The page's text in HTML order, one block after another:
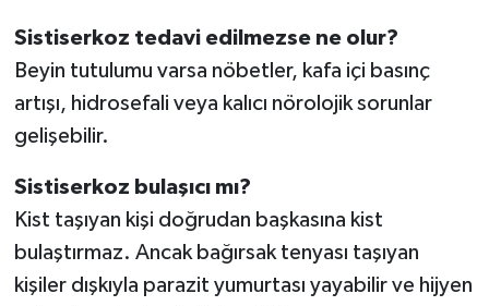
Sistiserkoz tedavi edilmezse ne olur?
Beyin tutulumu varsa nöbetler, kafa içi basınç
artışı, hidrosefali veya kalıcı nörolojik sorunlar
gelişebilir.
Sistiserkoz bulaşıcı mı?
Kist taşıyan kişi doğrudan başkasına kist
bulaştırmaz. Ancak bağırsak tenyası taşıyan
kişiler dışkıyla parazit yumurtası yayabilir ve hijyen